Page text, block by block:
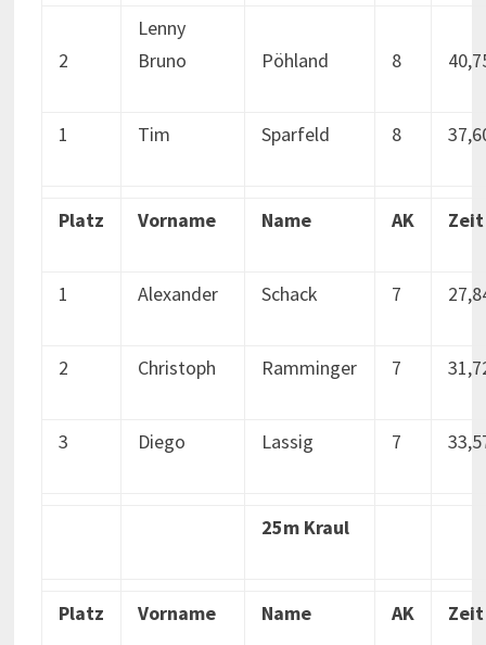
2
Lenny
Bruno
Pöhland 8
1 Tim Sparfeld 8
Platz Vorname Name AK Zeit
1 Alexander Schack 7
2 Christoph Ramminger 7
3 Diego Lassig 7
25m Kraul
Platz Vorname Name AK Zeit